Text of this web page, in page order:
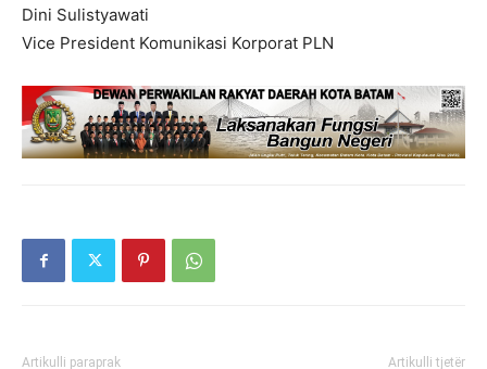
Dini Sulistyawati
Vice President Komunikasi Korporat PLN
Artikulli paraprak Artikulli tjetër